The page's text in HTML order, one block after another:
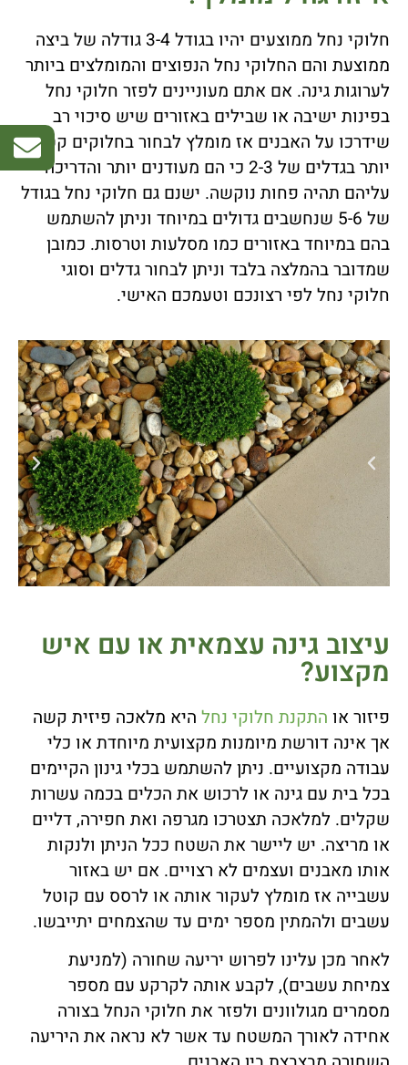
חלוקי נחל ממוצעים יהיו בגודל 3-4 גודלה של ביצה
ממוצעת והם החלוקי נחל הנפוצים והמומלצים ביותר
לערוגות גינה. אם אתם מעוניינים לפזר חלוקי נחל
בפינות ישיבה או שבילים באזורים שיש סיכוי רב
שידרכו על האבנים אז מומלץ לבחור בחלוקים קטנים
יותר בגדלים של 2-3 כי הם מעודנים יותר והדריכה
עליהם תהיה פחות נוקשה. ישנם גם חלוקי נחל בגודל
של 5-6 שנחשבים גדולים במיוחד וניתן להשתמש
בהם במיוחד באזורים כמו מסלעות וטרסות. כמובן
שמדובר בהמלצה בלבד וניתן לבחור גדלים וסוגי
חלוקי נחל לפי רצונכם וטעמכם האישי.
עיצוב גינה עצמאית או עם איש
מקצוע?
פיזור או התקנת חלוקי נחל היא מלאכה פיזית קשה
אך אינה דורשת מיומנות מקצועית מיוחדת או כלי
עבודה מקצועיים. ניתן להשתמש בכלי גינון הקיימים
בכל בית עם גינה או לרכוש את הכלים בכמה עשרות
שקלים. למלאכה תצטרכו מגרפה ואת חפירה, דליים
או מריצה. יש ליישר את השטח ככל הניתן ולנקות
אותו מאבנים ועצמים לא רצויים. אם יש באזור
עשבייה אז מומלץ לעקור אותה או לרסס עם קוטל
עשבים ולהמתין מספר ימים עד שהצמחים יתייבשו.
לאחר מכן עלינו לפרוש יריעה שחורה (למניעת
צמיחת עשבים), לקבע אותה לקרקע עם מספר
מסמרים מגולוונים ולפזר את חלוקי הנחל בצורה
אחידה לאורך המשטח עד אשר לא נראה את היריעה